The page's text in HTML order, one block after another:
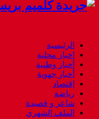
الرئيسية
اخبار محلية
أخبار وطنية
أخبار جهوية
إقتصاد
رياضة
شاعر و قصيدة
الملف الشهري